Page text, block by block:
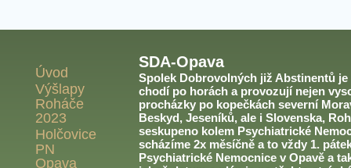
Úvod
Výšlapy
Roháče
2023
Holčovice
PN
Opava
SDA-Opava
Spolek Dobrovolných již Abstinentů
chodí po horách a provozují nejen
procházky po kopečkách severní
Beskyd, Jeseníků, ale i Slovenska,
seskupeno kolem Psychiatrické
scházíme 2x měsíčně a to vždy 1.
Psychiatrické Nemocnice v Opavě a